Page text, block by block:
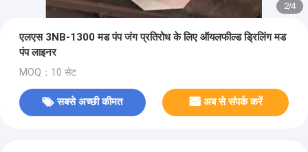
2/4
एलएस 3NB-1300 मड पंप जंग प्रतिरोध के लिए ऑयलफील्ड ड्रिलिंग मड
पंप लाइनर
MOQ：10 सेट
सबसे अच्छी कीमत अब से संपर्क करें